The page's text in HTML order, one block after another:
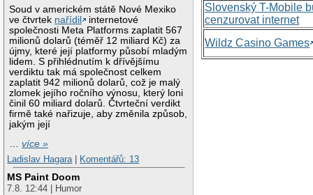
Soud v americkém státě Nové Mexiko
ve čtvrtek nařídil
internetové
společnosti Meta Platforms zaplatit 567
milionů dolarů (téměř 12 miliard Kč) za
újmy, které její platformy působí mladým
lidem. S přihlédnutím k dřívějšímu
verdiktu tak má společnost celkem
zaplatit 942 milionů dolarů, což je malý
zlomek jejího ročního výnosu, který loni
činil 60 miliard dolarů. Čtvrteční verdikt
firmě také nařizuje, aby změnila způsob,
jakým její
…více »
Ladislav Hagara
Komentářů: 13
MS Paint Doom
7.8. 12:44 | Humor
Slovenský T-Mobile
cenzurovat internet
Wildz Casino Games